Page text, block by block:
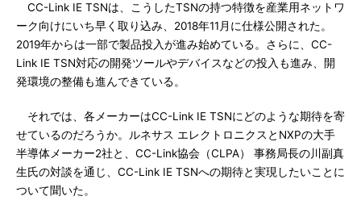
CC-Link IE TSNは、こうしたTSNの持つ特徴を産業用ネットワ
ーク向けにいち早く取り込み、2018年11月に仕様公開された。
2019年からは一部で製品投入が進み始めている。さらに、CC-
Link IE TSN対応の開発ツールやデバイスなどの投入も進み、開
発環境の整備も進んできている。
それでは、各メーカーはCC-Link IE TSNにどのような期待を寄
せているのだろうか。ルネサス エレクトロニクスとNXPの大手
半導体メーカー2社と、CC-Link協会（CLPA） 事務局長の川副真
生氏の対談を通じ、CC-Link IE TSNへの期待と実現したいことに
ついて聞いた。